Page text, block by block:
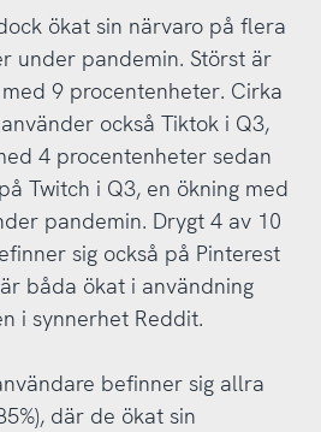
ökat sin närvaro på flera
under pandemin. Störst är
9 procentenheter. Cirka
också Tiktok i Q3,
4 procentenheter sedan
Twitch i Q3, en ökning med
pandemin. Drygt 4 av 10
sig också på Pinterest
båda ökat i användning
i synnerhet Reddit.
befinner sig allra
där de ökat sin